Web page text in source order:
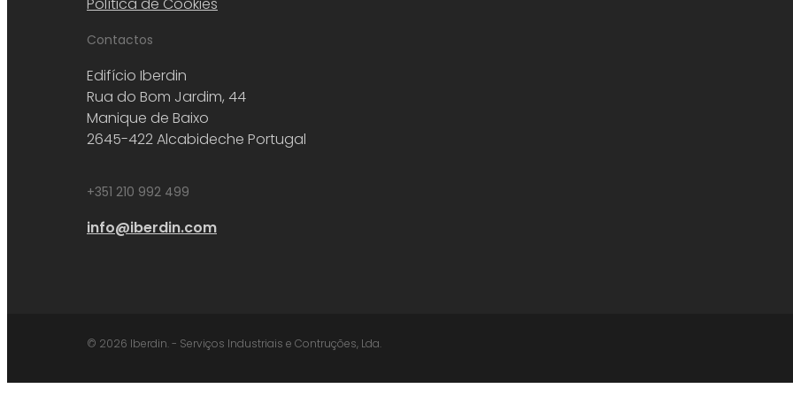
Contactos
Edifício Iberdin
Rua do Bom Jardim, 44
Manique de Baixo
2645-422 Alcabideche Portugal
+351 210 992 499
info@iberdin.com
© 2026 Iberdin. - Serviços Industriais e Contruções, Lda.